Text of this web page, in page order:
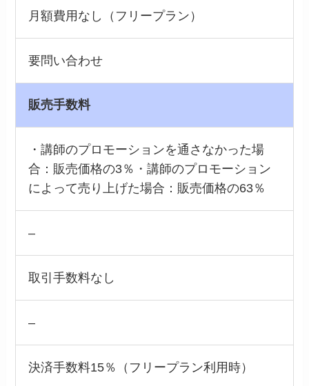
月額費用なし（フリープラン）
要問い合わせ
販売手数料
・講師のプロモーションを通さなかった場
合：販売価格の3％・講師のプロモーション
によって売り上げた場合：販売価格の63％
–
取引手数料なし
–
決済手数料15％（フリープラン利用時）